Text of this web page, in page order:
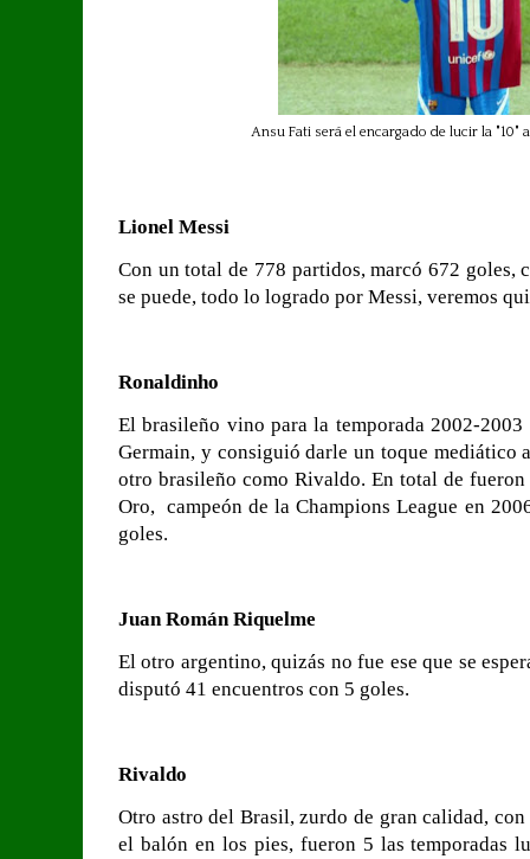
Ansu Fati será el encargado de lucir la "10"
Lionel Messi
Con un total de 778 partidos, marcó 672 goles,
se puede, todo lo logrado por Messi, veremos
Ronaldinho
El brasileño vino para la temporada 2002-2003
Germain, y consiguió darle un toque mediático
otro brasileño como Rivaldo. En total de
Oro, campeón de la Champions League en
goles.
Juan Román Riquelme
El otro argentino, quizás no fue ese que se
disputó 41 encuentros con 5 goles.
Rivaldo
Otro astro del Brasil, zurdo de gran calidad,
el balón en los pies, fueron 5 las temporadas